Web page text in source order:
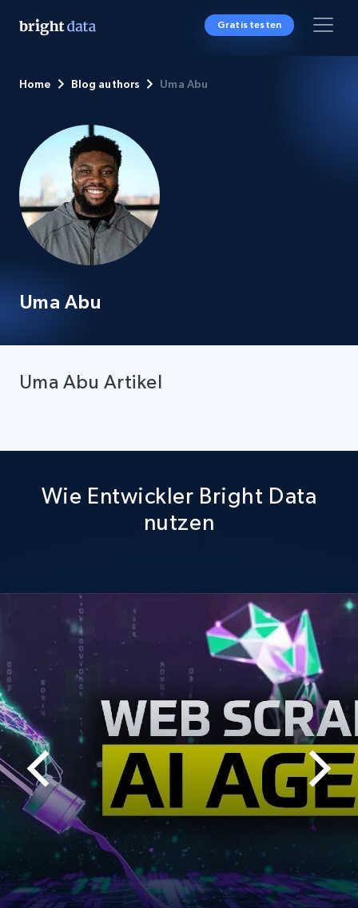
Gratis testen
Home Blog authors Uma Abu
Uma Abu
Uma Abu Artikel
Wie Entwickler Bright Data
nutzen